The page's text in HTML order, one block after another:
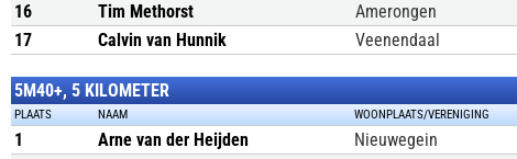
16
Tim Methorst Amerongen
17
Calvin van Hunnik Veenendaal
5M40+, 5 KILOMETER
PLAATS NAAM WOONPLAATS/VERENIGING
1 Arne van der Heijden Nieuwegein